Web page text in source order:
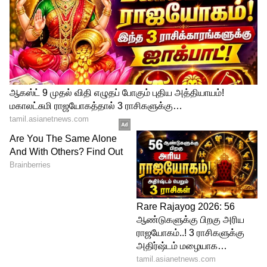
வெள்ளி விலை 70 காசுகள் குறைந்து கிராம்
வெள்ளி ரூ.77.00க்கு விற்பனை
செய்யப்படுகிறது. மேலும் ஒரு கிலோ
வெள்ளி ரூ.77,000க்கும் விற்பனை
செய்யப்படுகிறது.